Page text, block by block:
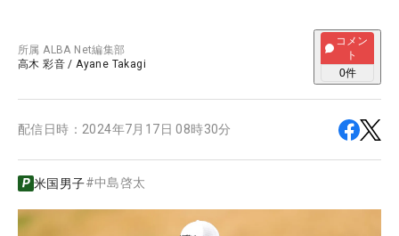
所属ALBA Net編集部
高木 彩音 /Ayane Takagi
コメン
ト
0件
配信日時： 2024年7月17日 08時30分
米国男子#中島啓太